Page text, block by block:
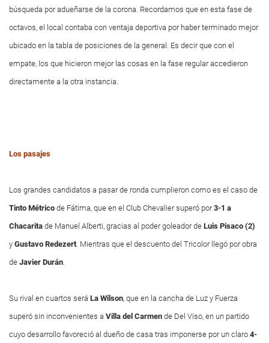
búsqueda por adueñarse de la corona. Recordamos que en esta fase de
octavos, el local contaba con ventaja deportiva por haber terminado mejor
ubicado en la tabla de posiciones de la general. Es decir que con el
empate, los que hicieron mejor las cosas en la fase regular accedieron
directamente a la otra instancia.
Los pasajes
Los grandes candidatos a pasar de ronda cumplieron como es el caso de
Tinto Métrico de Fátima, que en el Club Chevalier superó por3-1 a
Chacarita de Manuel Alberti, gracias al poder goleador de Luis Pisaco (2)
y Gustavo Redezert. Mientras que el descuento del Tricolor llegó por obra
de Javier Durán.
Su rival en cuartos será La Wilson, que en la cancha de Luz y Fuerza
superó sin inconvenientes a Villa del Carmen de Del Viso, en un partido
cuyo desarrollo favoreció al dueño de casa tras imponerse por un claro 4-